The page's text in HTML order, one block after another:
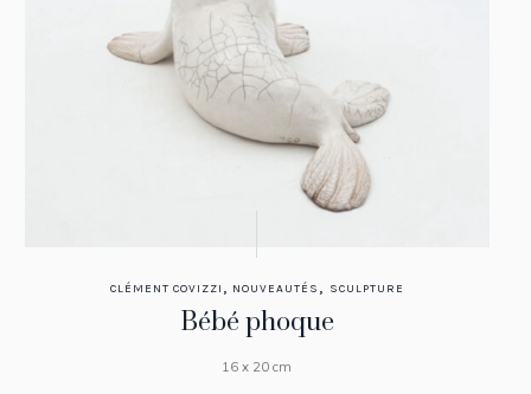
CLÉMENT COVIZZI , NOUVEAUTÉS , SCULPTURE
Bébé phoque
16 x 20 cm